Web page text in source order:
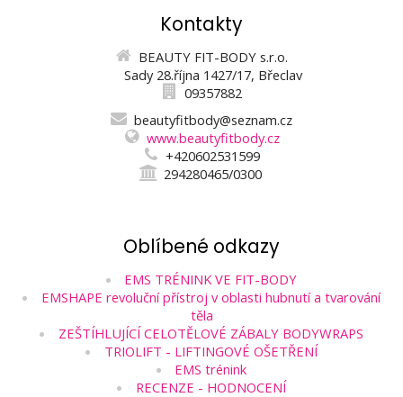
Kontakty
BEAUTY FIT-BODY s.r.o.
Sady 28.října 1427/17, Břeclav
09357882
beautyfitbody@seznam.cz
www.beautyfitbody.cz
+420602531599
294280465/0300
Oblíbené odkazy
EMS TRÉNINK VE FIT-BODY
EMSHAPE revoluční přístroj v oblasti hubnutí a tvarování
těla
ZEŠTÍHLUJÍCÍ CELOTĚLOVÉ ZÁBALY BODYWRAPS
TRIOLIFT - LIFTINGOVÉ OŠETŘENÍ
EMS trénink
RECENZE - HODNOCENÍ